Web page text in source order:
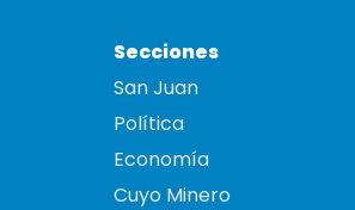
Secciones
San Juan
Política
Economía
Cuyo Minero